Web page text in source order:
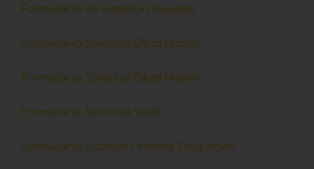
Formulario de Instancia General
Formulario Solicitud Obra Mayor
Formulario Solicitud Obra Menor
Formulario Solicitud Vado
Formulario Licencia Primera Ocupacion